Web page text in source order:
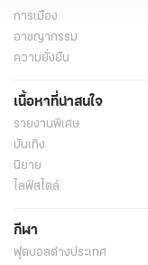
การเมือง
อาชญากรรม
ความยั่งยืน
เนื้อหาที่น่าสนใจ
รายงานพิเศษ
บันเทิง
นิยาย
ไลฟ์สไตล์
กีฬา
ฟุตบอลต่่างประเทศ